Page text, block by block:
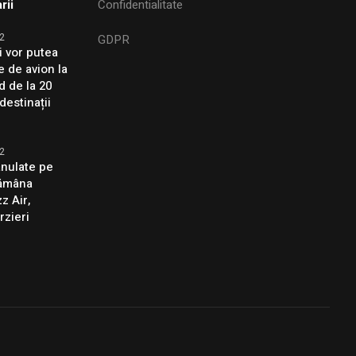
vor putea
de avion la
de la 20
pe
Air,
Confidentialitate
GDPR